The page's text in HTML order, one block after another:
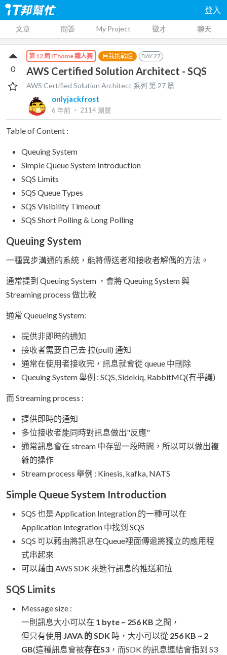
登入
文章 問答 My Project 徵才 聊天
第 12 屆 iThome 鐵人賽 自我挑戰組 DAY27
AWS Certified Solution Architect - SQS
AWS Certified Solution Architect 系列 第27 篇
onlyjackfrost
6 年前 ‧ 2114瀏覽
0
Table of Content :
Queuing System
Simple Queue System Introduction
SQS Limits
SQS Queue Types
SQS Visibility Timeout
SQS Short Polling & Long Polling
Queuing System
一種異步溝通的系統，能將傳送者和接收者解偶的方法。
通常提到 Queuing System ，會將 Queuing System 與
Streaming process 做比較
通常 Queueing System:
提供非即時的通知
接收者需要自己去 拉(pull) 通知
通常在使用者接收完，訊息就會從 queue 中刪除
Queuing System 舉例 : SQS, Sidekiq, RabbitMQ(有爭議)
而 Streaming process :
提供即時的通知
多位接收者能同時對訊息做出"反應"
通常訊息會在 stream 中存留一段時間，所以可以做出複
雜的操作
Stream process 舉例 : Kinesis, kafka, NATS
Simple Queue System Introduction
SQS 也是 Application Integration 的一種可以在
Application Integration 中找到 SQS
SQS 可以藉由將訊息在Queue裡面傳遞將獨立的應用程
式串起來
可以藉由 AWS SDK 來進行訊息的推送和拉
SQS Limits
Message size :
一則訊息大小可以在 1 byte ~ 256 KB 之間，
但只有使用 JAVA 的 SDK 時，大小可以從 256 KB ~ 2
GB(這種訊息會被存在S3 ，而SDK 的訊息連結會指到 S3